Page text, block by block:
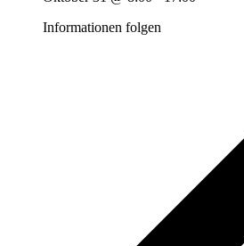
Informationen folgen